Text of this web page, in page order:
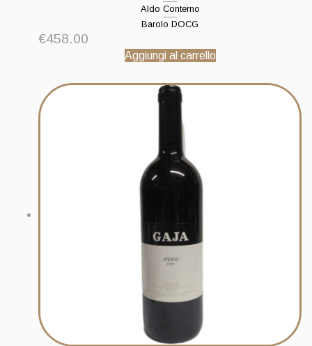
Aldo Conterno
Barolo DOCG
€458.00
Aggiungi al carrello